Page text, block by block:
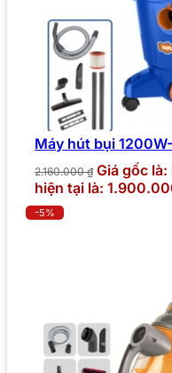
Máy hút bụi
2.160.000₫ Giá gốc
hiện tại là:
-5%